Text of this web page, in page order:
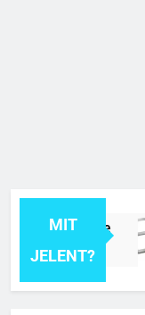
MIT
JELENT?
jelentése